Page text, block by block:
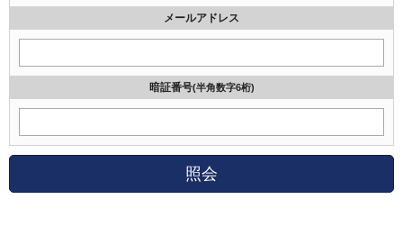
メールアドレス
暗証番号(半角数字6桁)
照会